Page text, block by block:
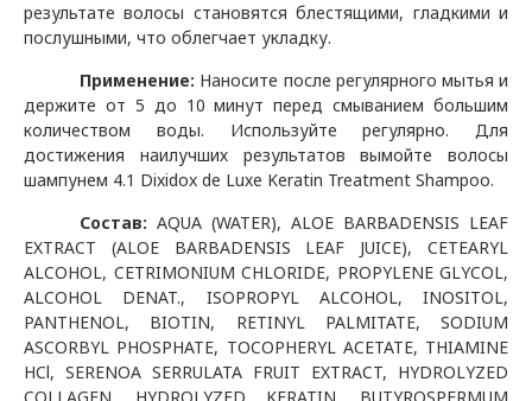
результате волосы становятся блестящими, гладкими и
послушными, что облегчает укладку.
Применение: Наносите после регулярного мытья и
держите от 5 до 10 минут перед смыванием большим
количеством воды.
Используйте регулярно.
Для
достижения наилучших результатов вымойте волосы
шампунем 4.1 Dixidox de Luxe Keratin Treatment Shampoo.
Состав:AQUA (WATER), ALOE BARBADENSIS LEAF
EXTRACT (ALOE BARBADENSIS LEAF JUICE), CETEARYL
ALCOHOL, CETRIMONIUM CHLORIDE, PROPYLENE GLYCOL,
ALCOHOL DENAT., ISOPROPYL ALCOHOL, INOSITOL,
PANTHENOL, BIOTIN, RETINYL PALMITATE, SODIUM
ASCORBYL PHOSPHATE, TOCOPHERYL ACETATE, THIAMINE
HCl, SERENOA SERRULATA FRUIT EXTRACT, HYDROLYZED